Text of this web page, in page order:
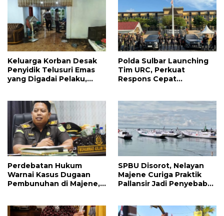
Keluarga Korban Desak
Penyidik Telusuri Emas
yang Digadai Pelaku,
Pembunuhan
Polda Sulbar Launching
Tim URC, Perkuat
Respons Cepat
Perdebatan Hukum
Warnai Kasus Dugaan
Pembunuhan di Majene,
SPBU Disorot, Nelayan
Majene Curiga Praktik
Pallansir Jadi Penyebab